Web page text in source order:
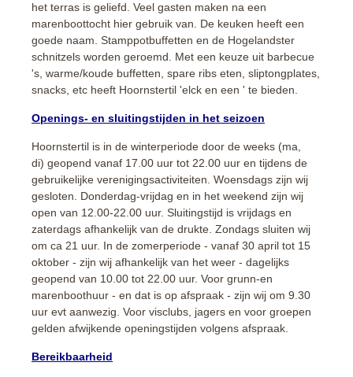
het terras is geliefd. Veel gasten maken na een
marenboottocht hier gebruik van. De keuken heeft een
goede naam. Stamppotbuffetten en de Hogelandster
schnitzels worden geroemd. Met een keuze uit barbecue
's, warme/koude buffetten, spare ribs eten, sliptongplates,
snacks, etc heeft Hoornstertil 'elck en een ' te bieden.
Openings- en sluitingstijden in het seizoen
Hoornstertil is in de winterperiode door de weeks (ma,
di) geopend vanaf 17.00 uur tot 22.00 uur en tijdens de
gebruikelijke verenigingsactiviteiten. Woensdags zijn wij
gesloten. Donderdag-vrijdag en in het weekend zijn wij
open van 12.00-22.00 uur. Sluitingstijd is vrijdags en
zaterdags afhankelijk van de drukte. Zondags sluiten wij
om ca 21 uur. In de zomerperiode - vanaf 30 april tot 15
oktober - zijn wij afhankelijk van het weer - dagelijks
geopend van 10.00 tot 22.00 uur. Voor grunn-en
marenboothuur - en dat is op afspraak - zijn wij om 9.30
uur evt aanwezig. Voor visclubs, jagers en voor groepen
gelden afwijkende openingstijden volgens afspraak.
Bereikbaarheid